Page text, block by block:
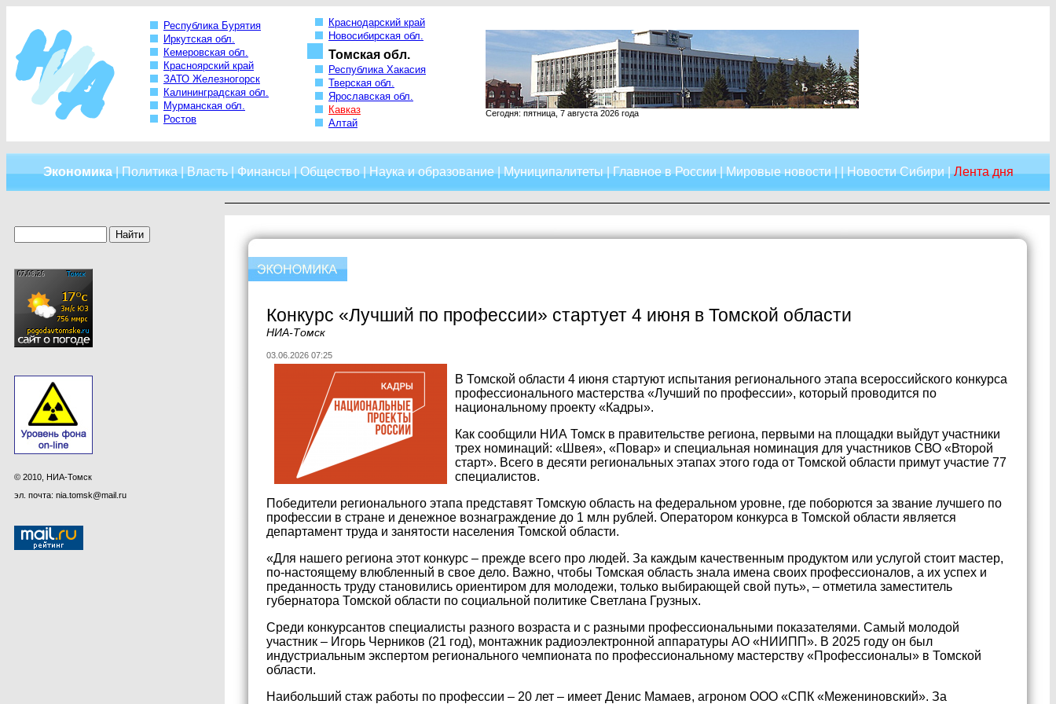
Республика Бурятия
Иркутская обл.
Кемеровская обл.
Красноярский край
ЗАТО Железногорск
Калининградская обл.
Мурманская обл.
Ростов
Краснодарский край
Новосибирская обл.
Томская обл.
Республика Хакасия
Тверская обл.
Ярославская обл.
Кавказ
Алтай
Сегодня: пятница, 7 августа 2026 года
Экономика|Политика|Власть|Финансы|Общество|Наука и образование|Муниципалитеты|Главное в России|Мировые новости| |Новости Сибири|Лента дня
© 2010, НИА-Томск
эл. почта: nia.tomsk@mail.ru
Конкурс «Лучший по профессии» стартует 4 июня в Томской области
НИА-Томск
03.06.2026 07:25
В Томской области 4 июня стартуют испытания регионального этапа всероссийского конкурса
профессионального мастерства «Лучший по профессии», который проводится по
национальному проекту «Кадры».
Как сообщили НИА Томск в правительстве региона, первыми на площадки выйдут участники
трех номинаций: «Швея», «Повар» и специальная номинация для участников СВО «Второй
старт». Всего в десяти региональных этапах этого года от Томской области примут участие 77
специалистов.
Победители регионального этапа представят Томскую область на федеральном уровне, где поборются за звание лучшего по
профессии в стране и денежное вознаграждение до 1 млн рублей. Оператором конкурса в Томской области является
департамент труда и занятости населения Томской области.
«Для нашего региона этот конкурс – прежде всего про людей. За каждым качественным продуктом или услугой стоит мастер,
по-настоящему влюбленный в свое дело. Важно, чтобы Томская область знала имена своих профессионалов, а их успех и
преданность труду становились ориентиром для молодежи, только выбирающей свой путь», – отметила заместитель
губернатора Томской области по социальной политике Светлана Грузных.
Среди конкурсантов специалисты разного возраста и с разными профессиональными показателями. Самый молодой
участник – Игорь Черников (21 год), монтажник радиоэлектронной аппаратуры АО «НИИПП». В 2025 году он был
индустриальным экспертом регионального чемпионата по профессиональному мастерству «Профессионалы» в Томской
области.
Наибольший стаж работы по профессии – 20 лет – имеет Денис Мамаев, агроном ООО «СПК «Межениновский». За